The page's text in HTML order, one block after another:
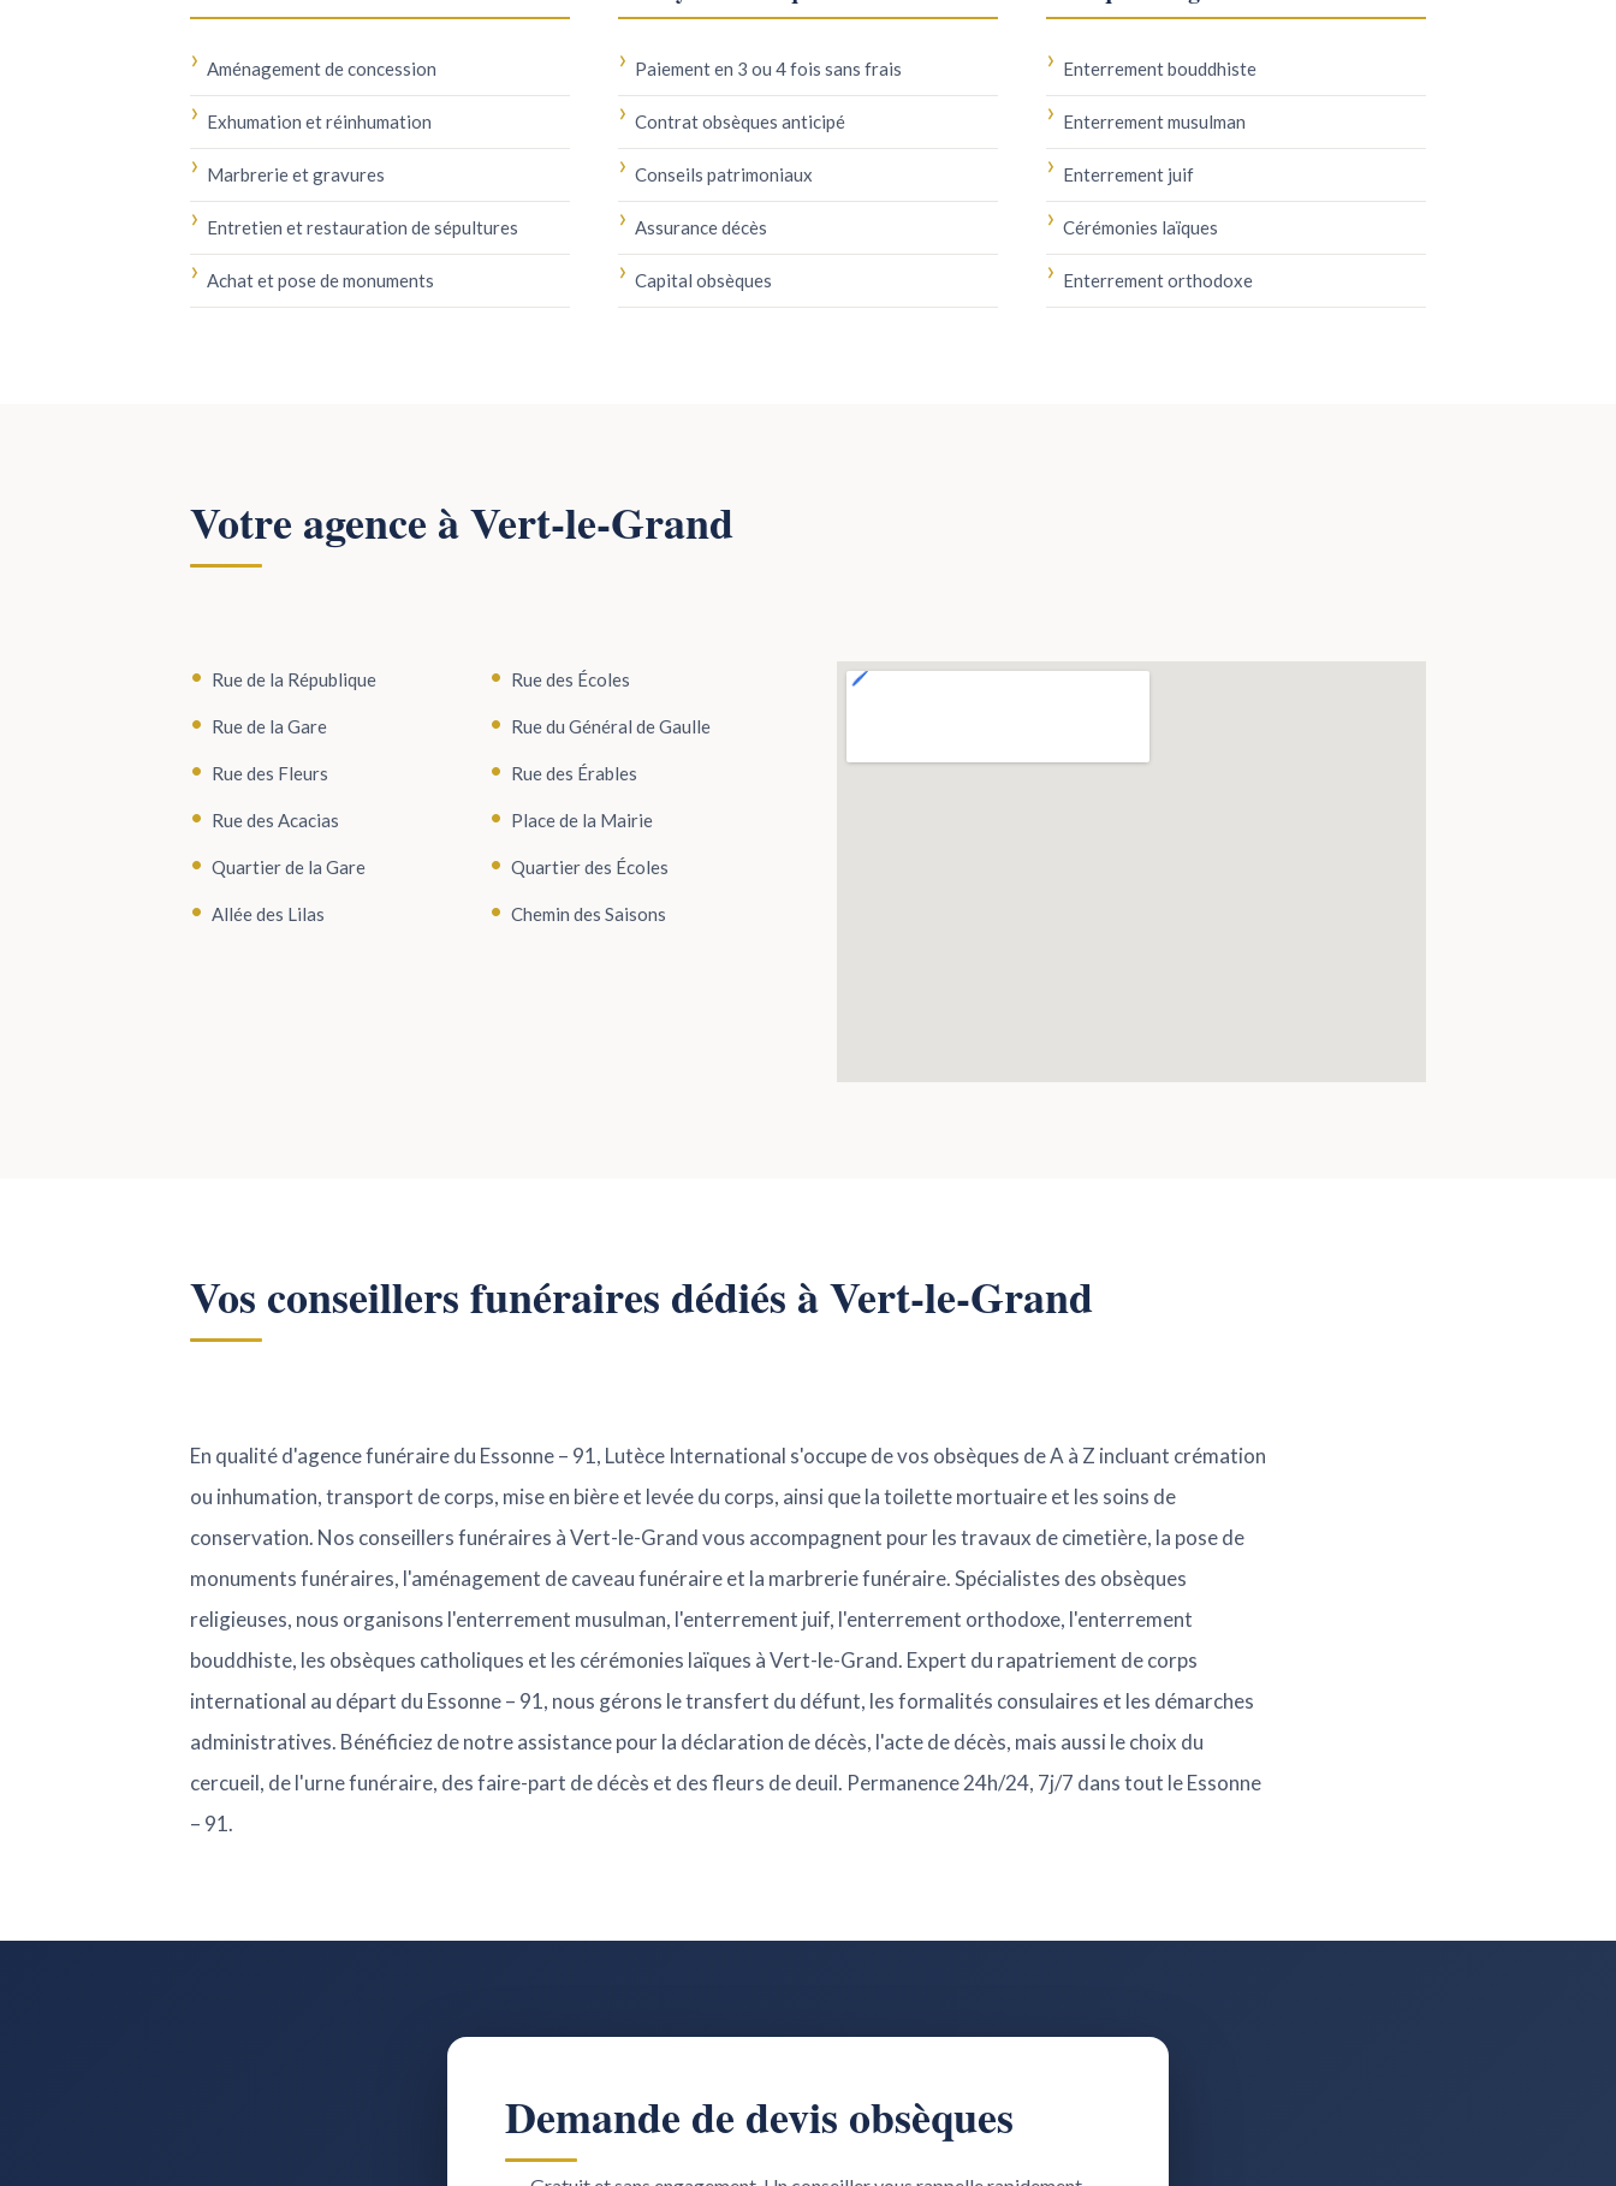
Aménagement de concession
Exhumation et réinhumation
Marbrerie et gravures
Entretien et restauration de sépultures
Achat et pose de monuments
Paiement en 3 ou 4 fois sans frais
Contrat obsèques anticipé
Conseils patrimoniaux
Assurance décès
Capital obsèques
Enterrement bouddhiste
Enterrement musulman
Enterrement juif
Cérémonies laïques
Enterrement orthodoxe
Votre agence à Vert-le-Grand
Rue de la République Rue des Écoles
Rue de la Gare Rue du Général de Gaulle
Rue des Fleurs Rue des Érables
Rue des Acacias Place de la Mairie
Quartier de la Gare Quartier des Écoles
Allée des Lilas Chemin des Saisons
Vos conseillers funéraires dédiés à Vert-le-Grand
En qualité d'agence funéraire du Essonne – 91, Lutèce International s'occupe de vos obsèques de A à Z incluant crémation
ou inhumation, transport de corps, mise en bière et levée du corps, ainsi que la toilette mortuaire et les soins de
conservation. Nos conseillers funéraires à Vert-le-Grand vous accompagnent pour les travaux de cimetière, la pose de
monuments funéraires, l'aménagement de caveau funéraire et la marbrerie funéraire. Spécialistes des obsèques
religieuses, nous organisons l'enterrement musulman, l'enterrement juif, l'enterrement orthodoxe, l'enterrement
bouddhiste, les obsèques catholiques et les cérémonies laïques à Vert-le-Grand. Expert du rapatriement de corps
international au départ du Essonne – 91, nous gérons le transfert du défunt, les formalités consulaires et les démarches
administratives. Bénéficiez de notre assistance pour la déclaration de décès, l'acte de décès, mais aussi le choix du
cercueil, de l'urne funéraire, des faire-part de décès et des fleurs de deuil. Permanence 24h/24, 7j/7 dans tout le Essonne
– 91.
Demande de devis obsèques